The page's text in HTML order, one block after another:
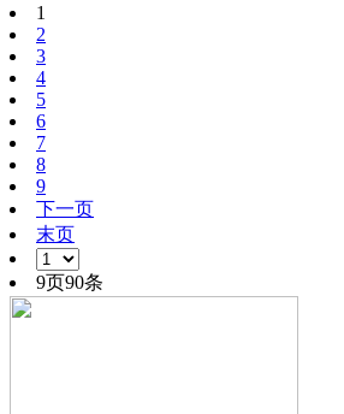
1
2
3
4
5
6
7
8
9
下一页
末页
9页90条